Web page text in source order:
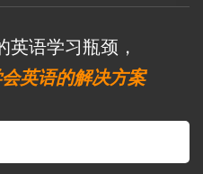
英语学习瓶颈，
英语的解决方案